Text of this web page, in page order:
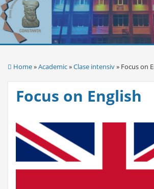
Home»Academic»Clase intensiv» Focus on
Focus on English